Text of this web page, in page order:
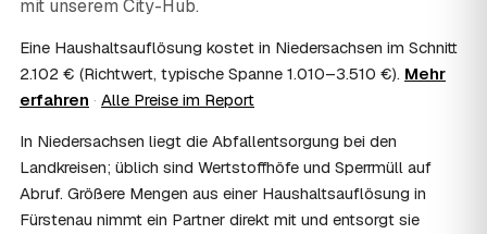
Häufig ja: Im Nachlass können die Kosten einer
Erbschaftsteuer mindern, bei vermieteten Objekten teils
als Werbungskosten. Sie erhalten eine ordentliche
Rechnung als Beleg. Verbindlich klärt das Ihr
08 Muss ich als Erbe in Fürstenau vor Ort
anwesend sein?
Nein, Sie müssen nicht durchgängig anwesend sein. Viele
Erben übergeben in Fürstenau nur die Schlüssel und
mit unserem City-Hub.
Eine Haushaltsauflösung kostet in Niedersachsen im Schnitt
2.102 € (Richtwert, typische Spanne 1.010–3.510 €). Mehr
erfahren · Alle Preise im Report
In Niedersachsen liegt die Abfallentsorgung bei den
Landkreisen; üblich sind Wertstoffhöfe und Sperrmüll auf
Abruf. Größere Mengen aus einer Haushaltsauflösung in
Fürstenau nimmt ein Partner direkt mit und entsorgt sie